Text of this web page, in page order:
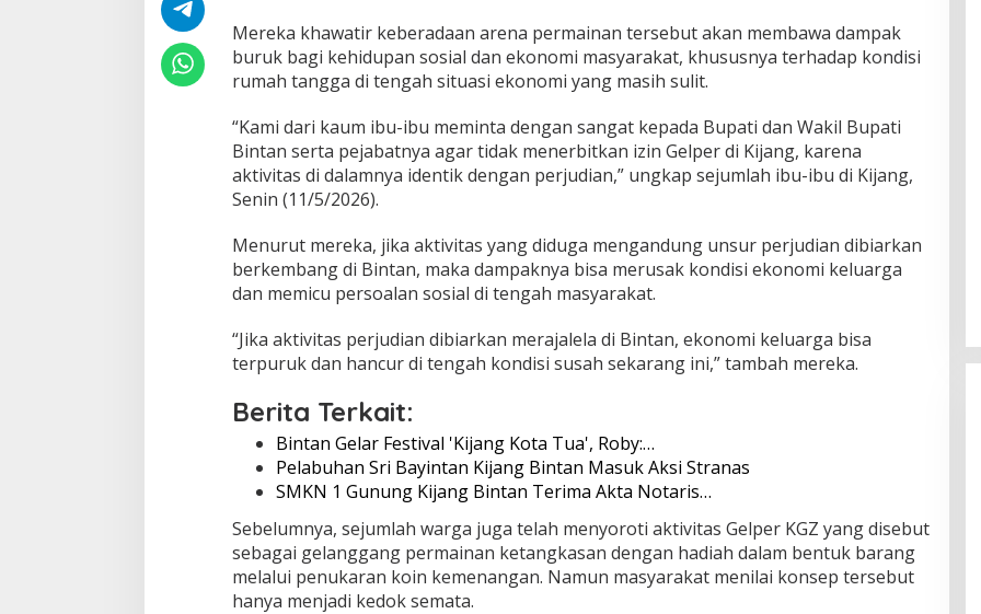
k
b
B
n
t
n
T
l
a
i
n
e
l
p
e
r
K
G
Z
Mereka khawatir keberadaan arena permainan tersebut akan membawa dampak
buruk bagi kehidupan sosial dan ekonomi masyarakat, khususnya terhadap kondisi
rumah tangga di tengah situasi ekonomi yang masih sulit.
“Kami dari kaum ibu-ibu meminta dengan sangat kepada Bupati dan Wakil Bupati
Bintan serta pejabatnya agar tidak menerbitkan izin Gelper di Kijang, karena
aktivitas di dalamnya identik dengan perjudian,” ungkap sejumlah ibu-ibu di Kijang,
Senin (11/5/2026).
Menurut mereka, jika aktivitas yang diduga mengandung unsur perjudian dibiarkan
berkembang di Bintan, maka dampaknya bisa merusak kondisi ekonomi keluarga
dan memicu persoalan sosial di tengah masyarakat.
“Jika aktivitas perjudian dibiarkan merajalela di Bintan, ekonomi keluarga bisa
terpuruk dan hancur di tengah kondisi susah sekarang ini,” tambah mereka.
Berita Terkait:
Bintan Gelar Festival 'Kijang Kota Tua', Roby:…
Pelabuhan Sri Bayintan Kijang Bintan Masuk Aksi Stranas
SMKN 1 Gunung Kijang Bintan Terima Akta Notaris…
Sebelumnya, sejumlah warga juga telah menyoroti aktivitas Gelper KGZ yang disebut
sebagai gelanggang permainan ketangkasan dengan hadiah dalam bentuk barang
melalui penukaran koin kemenangan. Namun masyarakat menilai konsep tersebut
hanya menjadi kedok semata.